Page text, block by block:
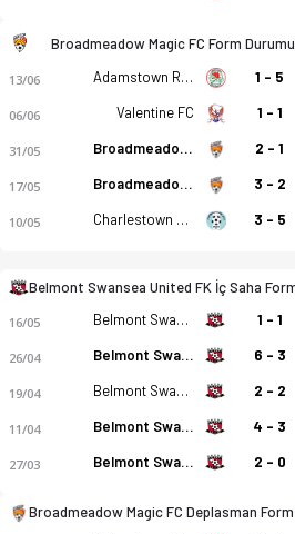
Broadmeadow Magic FC Form Durumu
13/06 Adamstown Rosebud FC 1 - 5
06/06 Valentine FC 1 - 1
31/05 Broadmeadow Magic FC 2 - 1
17/05 Broadmeadow Magic FC 3 - 2
10/05 Charlestown Azzurri FC 3 - 5
Belmont Swansea United FK İç Saha
16/05 Belmont Swansea United FK 1 - 1
26/04 Belmont Swansea United FK 6 - 3
19/04 Belmont Swansea United FK 2 - 2
11/04 Belmont Swansea United FK 4 - 3
27/03 Belmont Swansea United FK 2 - 0
Broadmeadow Magic FC Deplasman